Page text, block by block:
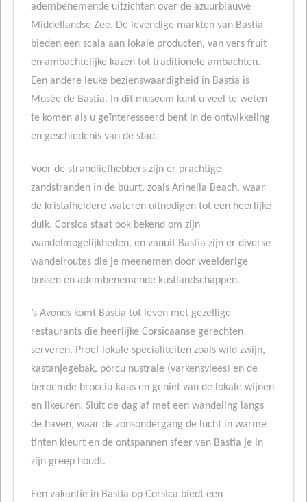
adembenemende uitzichten over de azuurblauwe
Middellandse Zee. De levendige markten van Bastia
bieden een scala aan lokale producten, van vers fruit
en ambachtelijke kazen tot traditionele ambachten.
Een andere leuke bezienswaardigheid in Bastia is
Musée de Bastia. In dit museum kunt u veel te weten
te komen als u geïnteresseerd bent in de ontwikkeling
en geschiedenis van de stad.
Voor de strandliefhebbers zijn er prachtige
zandstranden in de buurt, zoals Arinella Beach, waar
de kristalheldere wateren uitnodigen tot een heerlijke
duik. Corsica staat ook bekend om zijn
wandelmogelijkheden, en vanuit Bastia zijn er diverse
wandelroutes die je meenemen door weelderige
bossen en adembenemende kustlandschappen.
’s Avonds komt Bastia tot leven met gezellige
restaurants die heerlijke Corsicaanse gerechten
serveren. Proef lokale specialiteiten zoals wild zwijn,
kastanjegebak, porcu nustrale (varkensvlees) en de
beroemde brocciu-kaas en geniet van de lokale wijnen
en likeuren. Sluit de dag af met een wandeling langs
de haven, waar de zonsondergang de lucht in warme
tinten kleurt en de ontspannen sfeer van Bastia je in
zijn greep houdt.
Een vakantie in Bastia op Corsica biedt een